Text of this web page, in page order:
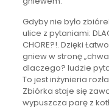
Gdyby nie było
ulice z pytaniami:
CHORE?!. Dzięki
gniew w stronę
dlaczego? ludzie
To jest inżynieria
Zbiórka staje się
wypuszcza parę z